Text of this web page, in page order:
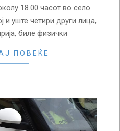
18.00 часот во село
и уште четири други лица,
биле физички
ПОВЕЌЕ